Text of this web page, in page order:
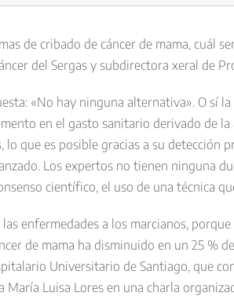
de cribado de cáncer de mama, cuál
del Sergas y subdirectora xeral de
«No hay ninguna alternativa». O sí
en el gasto sanitario derivado de
lo que es posible gracias a su
Los expertos no tienen ninguna
científico, el uso de una técnica
enfermedades a los marcianos,
de mama ha disminuido en un 25 %
Universitario de Santiago, que
María Luisa Lores en una charla